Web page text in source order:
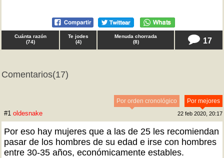
Cuánta razón
(74)
Te jodes
(4)
Menuda chorrada
(8) 17
Comentarios(17)
Por mejores
Por orden cronológico
#1 oldesnake 22 feb 2020, 20:17
Por eso hay mujeres que a las de 25 les recomiendan
pasar de los hombres de su edad e irse con hombres
entre 30-35 años, económicamente estables.